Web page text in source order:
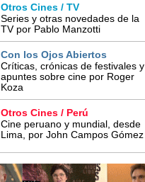
Otros Cines / TV
Series y otras novedades de la
TV por Pablo Manzotti
Con los Ojos Abiertos
Críticas, crónicas de festivales y
apuntes sobre cine por Roger
Koza
Otros Cines / Perú
Cine peruano y mundial, desde
Lima, por John Campos Gómez